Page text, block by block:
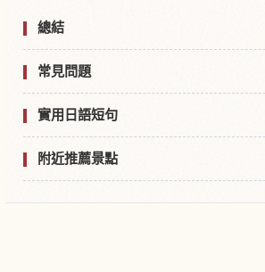
總結
常見問題
實用日語短句
附近推薦景點